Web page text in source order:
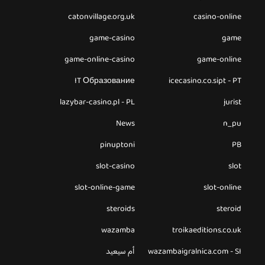
casino-online
catonvillage.org.uk
game
game-casino
game-online
game-online-casino
icecasino.co.sipt - PT
IT Образование
jurist
lazybar-casino.pl - PL
n_pu
News
PB
pinuptoni
slot
slot-casino
slot-online
slot-online-game
steroid
steroids
troikaeditions.co.uk
wazamba
wazambaigralnica.com - SI
أم سيعيد